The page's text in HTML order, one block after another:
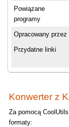
Powiązane
programy
Opracowany przez
Przydatne linki
Konwerter z
Za pomocą
formaty: